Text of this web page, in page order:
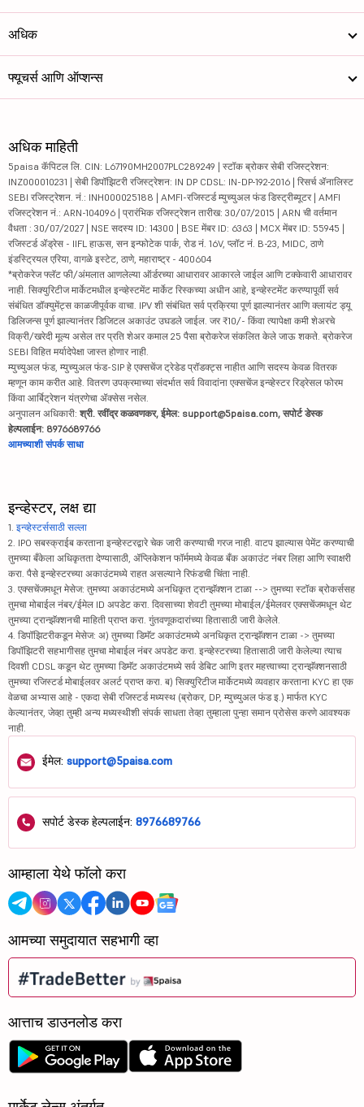
अधिक
फ्यूचर्स आणि ऑप्शन्स
अधिक माहिती
5paisa कॅपिटल लि. CIN: L67190MH2007PLC289249 | स्टॉक ब्रोकर सेबी रजिस्ट्रेशन:
INZ000010231 | सेबी डिपॉझिटरी रजिस्ट्रेशन: IN DP CDSL: IN-DP-192-2016 | रिसर्च ॲनालिस्ट
SEBI रजिस्ट्रेशन. नं.: INH000025188 | AMFI-रजिस्टर्ड म्युच्युअल फंड डिस्ट्रीब्यूटर | AMFI
रजिस्ट्रेशन नं.: ARN-104096 | प्रारंभिक रजिस्ट्रेशन तारीख: 30/07/2015 | ARN ची वर्तमान
वैधता : 30/07/2027 | NSE सदस्य ID: 14300 | BSE मेंबर ID: 6363 | MCX मेंबर ID: 55945 |
रजिस्टर्ड ॲड्रेस - IIFL हाऊस, सन इन्फोटेक पार्क, रोड नं. 16V, प्लॉट नं. B-23, MIDC, ठाणे
इंडस्ट्रियल एरिया, वागळे इस्टेट, ठाणे, महाराष्ट्र - 400604
*ब्रोकरेज फ्लॅट फी/अंमलात आणलेल्या ऑर्डरच्या आधारावर आकारले जाईल आणि टक्केवारी आधारावर
नाही. सिक्युरिटीज मार्केटमधील इन्व्हेस्टमेंट मार्केट रिस्कच्या अधीन आहे, इन्व्हेस्टमेंट करण्यापूर्वी सर्व
संबंधित डॉक्युमेंट्स काळजीपूर्वक वाचा. IPV शी संबंधित सर्व प्रक्रिया पूर्ण झाल्यानंतर आणि क्लायंट ड्यू
डिलिजन्स पूर्ण झाल्यानंतर डिजिटल अकाउंट उघडले जाईल. जर ₹10/- किंवा त्यापेक्षा कमी शेअरचे
विक्री/खरेदी मूल्य असेल तर प्रति शेअर कमाल 25 पैसा ब्रोकरेज संकलित केले जाऊ शकते. ब्रोकरेज
SEBI विहित मर्यादेपेक्षा जास्त होणार नाही.
म्युच्युअल फंड, म्युच्युअल फंड-SIP हे एक्सचेंज ट्रेडेड प्रॉडक्ट्स नाहीत आणि सदस्य केवळ वितरक
म्हणून काम करीत आहे. वितरण उपक्रमाच्या संदर्भात सर्व विवादांना एक्सचेंज इन्व्हेस्टर रिड्रेसल फोरम
किंवा आर्बिट्रेशन यंत्रणेचा ॲक्सेस नसेल.
अनुपालन अधिकारी: श्री. रवींद्र कळवणकर, ईमेल: support@5paisa.com, सपोर्ट डेस्क
हेल्पलाईन: 8976689766
आमच्याशी संपर्क साधा
इन्व्हेस्टर, लक्ष द्या
1. इन्व्हेस्टर्ससाठी सल्ला
2. IPO सबस्क्राईब करताना इन्व्हेस्टरद्वारे चेक जारी करण्याची गरज नाही. वाटप झाल्यास पेमेंट करण्याची
तुमच्या बँकेला अधिकृतता देण्यासाठी, ॲप्लिकेशन फॉर्ममध्ये केवळ बँक अकाउंट नंबर लिहा आणि स्वाक्षरी
करा. पैसे इन्व्हेस्टरच्या अकाउंटमध्ये राहत असल्याने रिफंडची चिंता नाही.
3. एक्सचेंजमधून मेसेज: तुमच्या अकाउंटमध्ये अनधिकृत ट्रान्झॅक्शन टाळा --> तुमच्या स्टॉक ब्रोकर्ससह
तुमचा मोबाईल नंबर/ईमेल ID अपडेट करा. दिवसाच्या शेवटी तुमच्या मोबाईल/ईमेलवर एक्सचेंजमधून थेट
तुमच्या ट्रान्झॅक्शनची माहिती प्राप्त करा. गुंतवणूकदारांच्या हितासाठी जारी केलेले.
4. डिपॉझिटरीकडून मेसेज: अ) तुमच्या डिमॅट अकाउंटमध्ये अनधिकृत ट्रान्झॅक्शन टाळा -> तुमच्या
डिपॉझिटरी सहभागीसह तुमचा मोबाईल नंबर अपडेट करा. इन्व्हेस्टरच्या हितासाठी जारी केलेल्या त्याच
दिवशी CDSL कडून थेट तुमच्या डिमॅट अकाउंटमध्ये सर्व डेबिट आणि इतर महत्त्वाच्या ट्रान्झॅक्शनसाठी
तुमच्या रजिस्टर्ड मोबाईलवर अलर्ट प्राप्त करा. ब) सिक्युरिटीज मार्केटमध्ये व्यवहार करताना KYC हा एक
वेळचा अभ्यास आहे - एकदा सेबी रजिस्टर्ड मध्यस्थ (ब्रोकर, DP, म्युच्युअल फंड इ.) मार्फत KYC
केल्यानंतर, जेव्हा तुम्ही अन्य मध्यस्थीशी संपर्क साधता तेव्हा तुम्हाला पुन्हा समान प्रोसेस करणे आवश्यक
नाही.
ईमेल: support@5paisa.com
सपोर्ट डेस्क हेल्पलाईन: 8976689766
आम्हाला येथे फॉलो करा
आमच्या समुदायात सहभागी व्हा
आत्ताच डाउनलोड करा